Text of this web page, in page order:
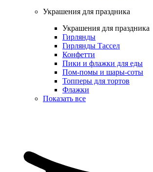
Украшения для праздника
Украшения для праздника
Гирлянды
Гирлянды Тассел
Конфетти
Пики и флажки для еды
Пом-помы и шары-соты
Топперы для тортов
Флажки
Показать все